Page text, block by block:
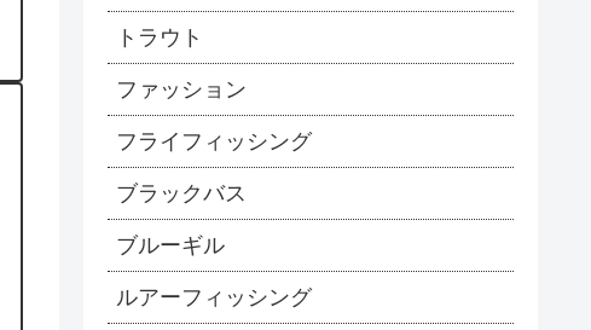
トラウト
ファッション
フライフィッシング
ブラックバス
ブルーギル
ルアーフィッシング